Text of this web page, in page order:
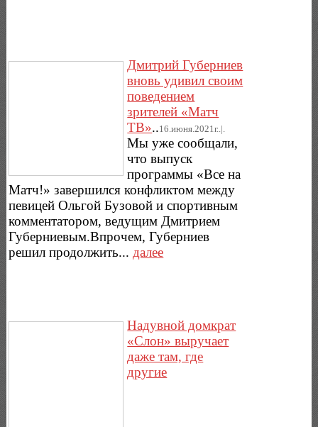
Дмитрий Губерниев
вновь удивил своим
поведением
зрителей «Матч
ТВ»..16.июня.2021г..|.
Мы уже сообщали,
что выпуск
программы «Все на
Матч!» завершился конфликтом между
певицей Ольгой Бузовой и спортивным
комментатором, ведущим Дмитрием
Губерниевым.Впрочем, Губерниев
решил продолжить... далее
Надувной домкрат
«Слон» выручает
даже там, где
другие